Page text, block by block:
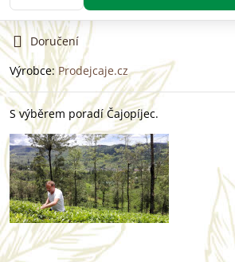
Doručení
Výrobce:Prodejcaje.cz
S výběrem poradí Čajopíjec.